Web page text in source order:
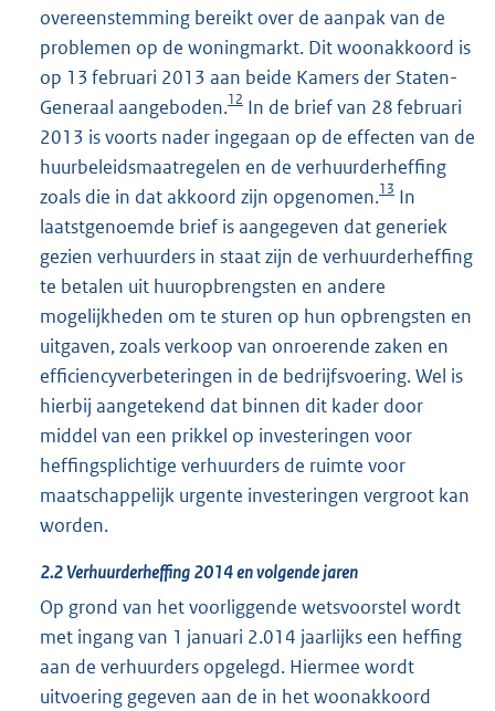
overeenstemming bereikt over de aanpak van de
problemen op de woningmarkt. Dit woonakkoord is
op 13 februari 2013 aan beide Kamers der Staten-
Generaal aangeboden.12 In de brief van 28 februari
2013 is voorts nader ingegaan op de effecten van de
huurbeleidsmaatregelen en de verhuurderheffing
zoals die in dat akkoord zijn opgenomen.13 In
laatstgenoemde brief is aangegeven dat generiek
gezien verhuurders in staat zijn de verhuurderheffing
te betalen uit huuropbrengsten en andere
mogelijkheden om te sturen op hun opbrengsten en
uitgaven, zoals verkoop van onroerende zaken en
efficiencyverbeteringen in de bedrijfsvoering. Wel is
hierbij aangetekend dat binnen dit kader door
middel van een prikkel op investeringen voor
heffingsplichtige verhuurders de ruimte voor
maatschappelijk urgente investeringen vergroot kan
worden.
2.2 Verhuurderheffing 2014 en volgende jaren
Op grond van het voorliggende wetsvoorstel wordt
met ingang van 1 januari 2.014 jaarlijks een heffing
aan de verhuurders opgelegd. Hiermee wordt
uitvoering gegeven aan de in het woonakkoord